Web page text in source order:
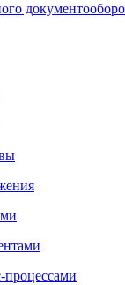
процессами